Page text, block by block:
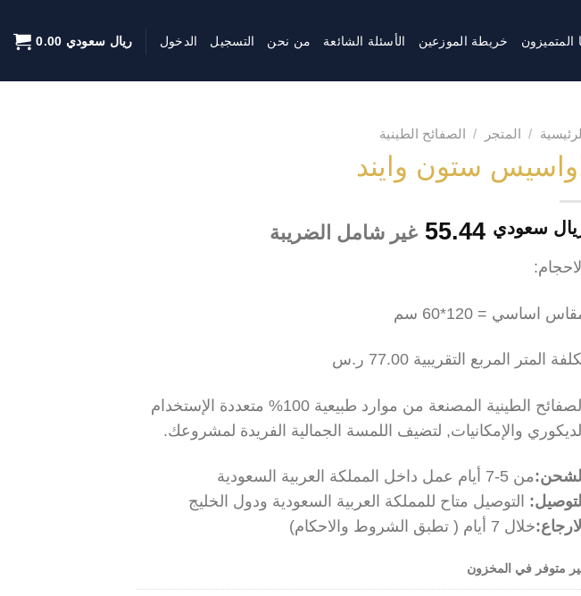
المتميزون خريطة الموزعين الأسئلة الشائعة من نحن التسجيل الدخول ريال سعودي
/ المتجر / الصفائح الطينية
ستون وايند
سعودي غير شامل الضريبة
الاحجام:
اساسي = 120*60 سم
المتر المربع التقريبية 77.00 ر.س
الصفائح الطينية المصنعة من موارد طبيعية 100% متعددة الإستخدام
والإمكانيات, لتضيف اللمسة الجمالية الفريدة لمشروعك.
الشحن:من 5-7 أيام عمل داخل المملكة العربية السعودية
التوصيل: التوصيل متاح للمملكة العربية السعودية ودول الخليج
الارجاع:خلال 7 أيام ( تطبق الشروط والاحكام)
متوفر في المخزون